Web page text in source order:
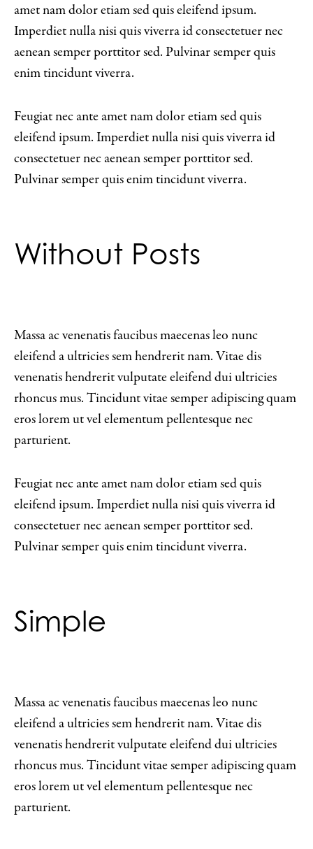
amet nam dolor etiam sed quis eleifend ipsum.
Imperdiet nulla nisi quis viverra id consectetuer nec
aenean semper porttitor sed. Pulvinar semper quis
enim tincidunt viverra.
Feugiat nec ante amet nam dolor etiam sed quis
eleifend ipsum. Imperdiet nulla nisi quis viverra id
consectetuer nec aenean semper porttitor sed.
Pulvinar semper quis enim tincidunt viverra.
Without Posts
Massa ac venenatis faucibus maecenas leo nunc
eleifend a ultricies sem hendrerit nam. Vitae dis
venenatis hendrerit vulputate eleifend dui ultricies
rhoncus mus. Tincidunt vitae semper adipiscing quam
eros lorem ut vel elementum pellentesque nec
parturient.
Feugiat nec ante amet nam dolor etiam sed quis
eleifend ipsum. Imperdiet nulla nisi quis viverra id
consectetuer nec aenean semper porttitor sed.
Pulvinar semper quis enim tincidunt viverra.
Simple
Massa ac venenatis faucibus maecenas leo nunc
eleifend a ultricies sem hendrerit nam. Vitae dis
venenatis hendrerit vulputate eleifend dui ultricies
rhoncus mus. Tincidunt vitae semper adipiscing quam
eros lorem ut vel elementum pellentesque nec
parturient.